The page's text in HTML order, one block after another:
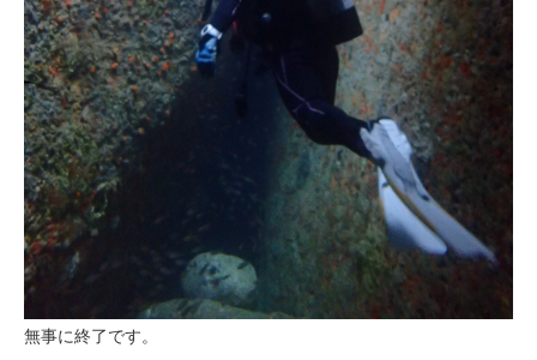
無事に終了です。